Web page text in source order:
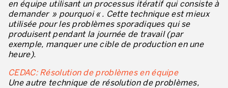
en équipe utilisant un processus itératif qui consiste à
demander » pourquoi « . Cette technique est mieux
utilisée pour les problèmes sporadiques qui se
produisent pendant la journée de travail (par
exemple, manquer une cible de production en une
heure).
CEDAC: Résolution de problèmes en équipe
Une autre technique de résolution de problèmes,